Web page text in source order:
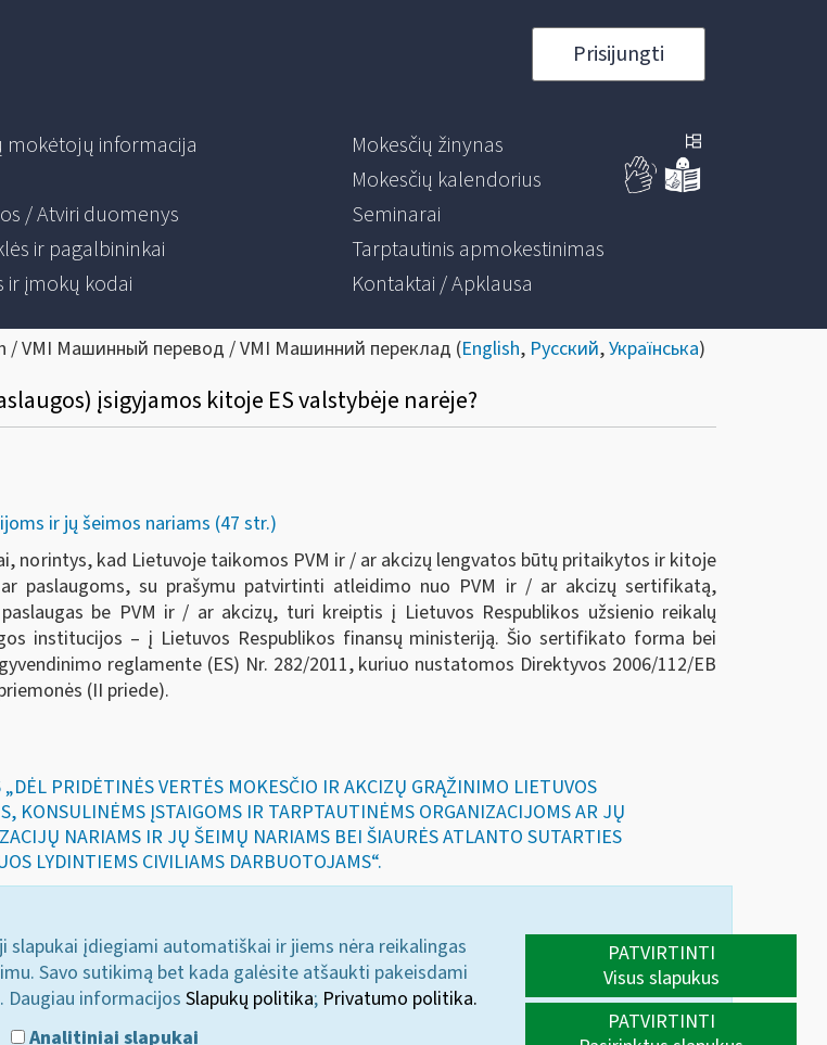
Prisijungti
mokėtojų informacija
/ Atviri duomenys
ir pagalbininkai
ir įmokų kodai
Mokesčių žinynas
Mokesčių kalendorius
Seminarai
Tarptautinis apmokestinimas
Kontaktai / Apklausa
/ VMI Машинный перевод / VMI Машинний переклад (English, Русский,Українська)
įsigyjamos kitoje ES valstybėje narėje?
ir jų šeimos nariams (47 str.)
norintys, kad Lietuvoje taikomos PVM ir / ar akcizų lengvatos būtų pritaikytos ir kitoje
paslaugoms, su prašymu patvirtinti atleidimo nuo PVM ir / ar akcizų sertifikatą,
be PVM ir / ar akcizų, turi kreiptis į Lietuvos Respublikos užsienio reikalų
institucijos – į Lietuvos Respublikos finansų ministeriją. Šio sertifikato forma bei
reglamente (ES) Nr. 282/2011, kuriuo nustatomos Direktyvos 2006/112/EB
(II priede).
PRIDĖTINĖS VERTĖS MOKESČIO IR AKCIZŲ GRĄŽINIMO LIETUVOS
KONSULINĖMS ĮSTAIGOMS IR TARPTAUTINĖMS ORGANIZACIJOMS AR JŲ
NARIAMS IR JŲ ŠEIMŲ NARIAMS BEI ŠIAURĖS ATLANTO SUTARTIES
LYDINTIEMS CIVILIAMS DARBUOTOJAMS“.
slapukai įdiegiami automatiškai ir jiems nėra reikalingas
Savo sutikimą bet kada galėsite atšaukti pakeisdami
informacijos Slapukų politika; Privatumo politika.
Analitiniai slapukai
PATVIRTINTI
Visus slapukus
PATVIRTINTI